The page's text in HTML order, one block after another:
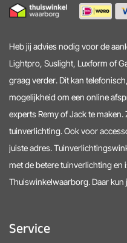
Heb jij advies nodig voor de
Lightpro, Suslight, Luxform of
graag verder. Dit kan
mogelijkheid om een online
experts Remy of Jack te
tuinverlichting. Ook voor
juiste adres.
met de betere tuinverlichting en
Thuiswinkelwaarborg. Daar kun
Service